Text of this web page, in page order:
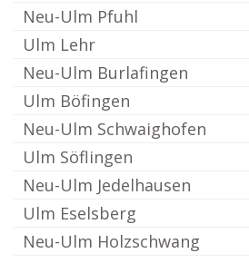
Neu-Ulm Pfuhl
Ulm Lehr
Neu-Ulm Burlafingen
Ulm Böfingen
Neu-Ulm Schwaighofen
Ulm Söflingen
Neu-Ulm Jedelhausen
Ulm Eselsberg
Neu-Ulm Holzschwang